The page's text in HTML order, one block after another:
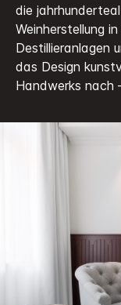
die
Weinherstellung
Destillieranlagen
das Design
Handwerks nach